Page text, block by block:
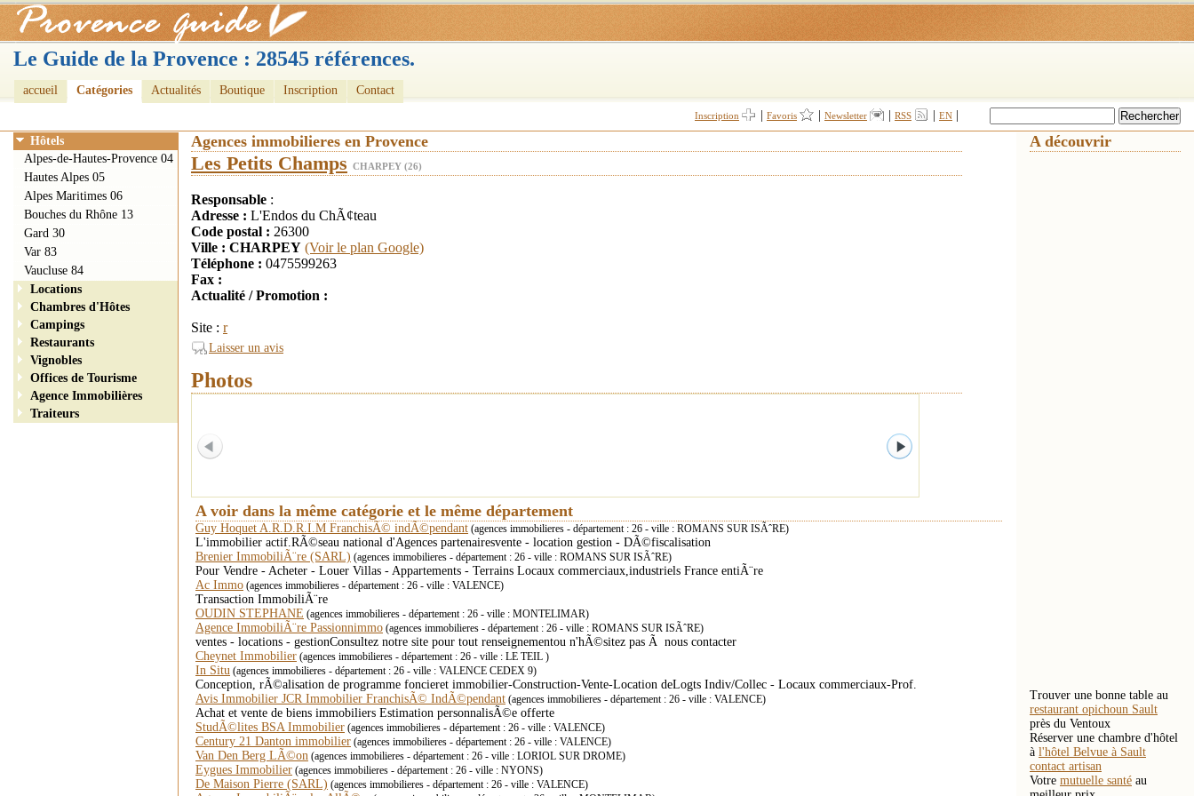
Le Guide de la Provence : 28545 références.
accueil Catégories Actualités Boutique Inscription Contact
Inscription Favoris Newsletter RSS EN
Agences immobilieres en Provence
Les Petits Champs CHARPEY (26)
Responsable :
Adresse : L'Endos du ChÃ¢teau
Code postal : 26300
Ville : CHARPEY (Voir le plan Google)
Téléphone : 0475599263
Fax :
Actualité / Promotion :
Site : r
Laisser un avis
Photos
A voir dans la même catégorie et le même département
Guy Hoquet A.R.D.R.I.M FranchisÃ© indÃ©pendant (agences immobilieres - département : 26 - ville : ROMANS SUR ISÃˆRE)
L'immobilier actif.RÃ©seau national d'Agences partenairesvente - location gestion - DÃ©fiscalisation
Brenier ImmobiliÃ¨re (SARL) (agences immobilieres - département : 26 - ville : ROMANS SUR ISÃˆRE)
Pour Vendre - Acheter - Louer Villas - Appartements - Terrains Locaux commerciaux,industriels France entiÃ¨re
Ac Immo (agences immobilieres - département : 26 - ville : VALENCE)
Transaction ImmobiliÃ¨re
OUDIN STEPHANE (agences immobilieres - département : 26 - ville : MONTELIMAR)
Agence ImmobiliÃ¨re Passionnimmo (agences immobilieres - département : 26 - ville : ROMANS SUR ISÃˆRE)
ventes - locations - gestionConsultez notre site pour tout renseignementou n'hÃ©sitez pas Ã nous contacter
Cheynet Immobilier (agences immobilieres - département : 26 - ville : LE TEIL )
In Situ (agences immobilieres - département : 26 - ville : VALENCE CEDEX 9)
Conception, rÃ©alisation de programme foncieret immobilier-Construction-Vente-Location deLogts Indiv/Collec - Locaux commerciaux-Prof.
Avis Immobilier JCR Immobilier FranchisÃ© IndÃ©pendant (agences immobilieres - département : 26 - ville : VALENCE)
Achat et vente de biens immobiliers Estimation personnalisÃ©e offerte
StudÃ©lites BSA Immobilier (agences immobilieres - département : 26 - ville : VALENCE)
Century 21 Danton immobilier (agences immobilieres - département : 26 - ville : VALENCE)
Van Den Berg LÃ©on (agences immobilieres - département : 26 - ville : LORIOL SUR DROME)
Eygues Immobilier (agences immobilieres - département : 26 - ville : NYONS)
De Maison Pierre (SARL) (agences immobilieres - département : 26 - ville : VALENCE)
Hôtels
Alpes-de-Hautes-Provence 04
Hautes Alpes 05
Alpes Maritimes 06
Bouches du Rhône 13
Gard 30
Var 83
Vaucluse 84
Locations
Chambres d'Hôtes
Campings
Restaurants
Vignobles
Offices de Tourisme
Agence Immobilières
Traiteurs
A découvrir
Trouver une bonne table au
restaurant opichoun Sault
près du Ventoux
Réserver une chambre d'hôtel
à l'hôtel Belvue à Sault
contact artisan
Votre mutuelle santé au